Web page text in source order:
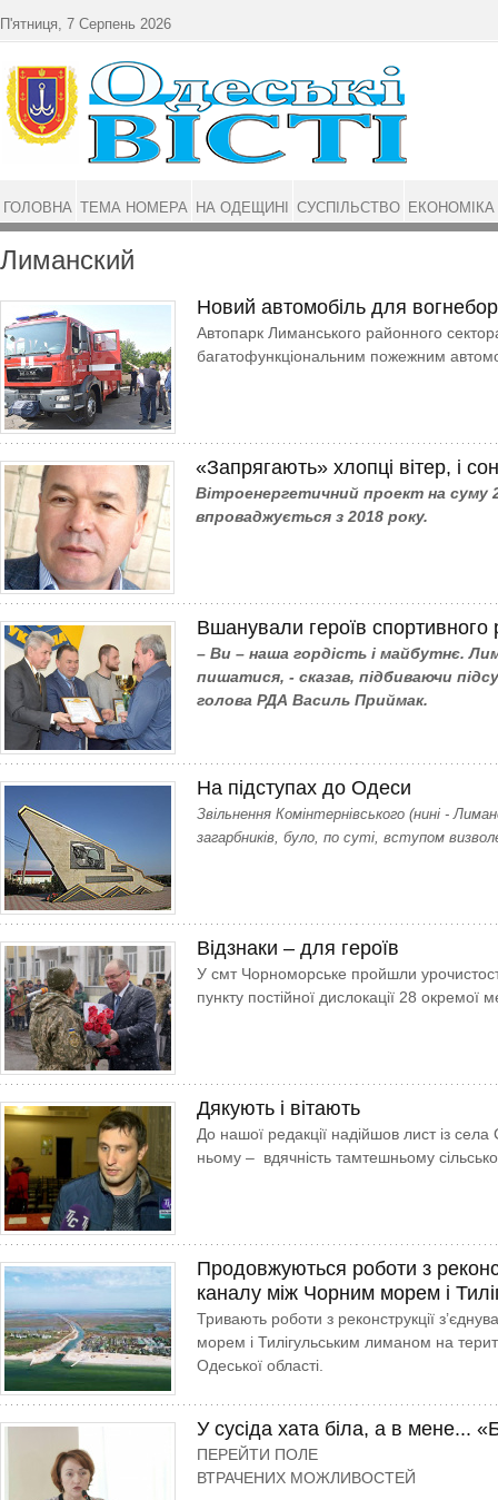
Лиманский
Новий автомобіль для
Автопарк Лиманського районного
багатофункціональним пожежним
«Запрягають» хлопці вітер, і
Вітроенергетичний проект на суму
впроваджується з 2018 року.
Вшанували героїв спортивного
– Ви – наша гордість і майбутнє.
пишатися, - сказав, підбиваючи
голова РДА Василь Приймак.
На підступах до Одеси
Звільнення Комінтернівського (нині -
загарбників, було, по суті, вступом
Відзнаки – для героїв
У смт Чорноморське прой­шли
пункту постійної дислокації 28 окремої
Дякують і вітають
До нашої редакції надійшов лист із
ньому – вдячність тамтешньому
Продовжуються роботи з
каналу між Чорним морем і
Тривають роботи з реконструкції
морем і Тилігульським лиманом на
Одеської області.
У сусіда хата біла, а в мене...
ПЕРЕЙТИ ПОЛЕ
ВТРАЧЕНИХ МОЖЛИВОСТЕЙ
П'ятниця, 7 Серпень 2026
ГОЛОВНА ТЕМА НОМЕРА НА ОДЕЩИНІ СУСПІЛЬСТВО ЕКОНОМІКА